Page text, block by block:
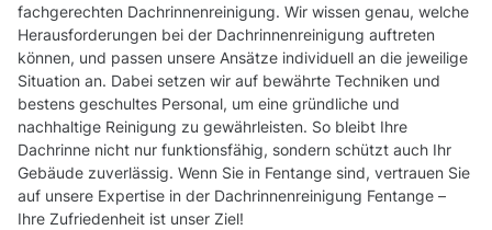
fachgerechten Dachrinnenreinigung. Wir wissen genau, welche
Herausforderungen bei der Dachrinnenreinigung auftreten
können, und passen unsere Ansätze individuell an die jeweilige
Situation an. Dabei setzen wir auf bewährte Techniken und
bestens geschultes Personal, um eine gründliche und
nachhaltige Reinigung zu gewährleisten. So bleibt Ihre
Dachrinne nicht nur funktionsfähig, sondern schützt auch Ihr
Gebäude zuverlässig. Wenn Sie in Fentange sind, vertrauen Sie
auf unsere Expertise in der Dachrinnenreinigung Fentange –
Ihre Zufriedenheit ist unser Ziel!